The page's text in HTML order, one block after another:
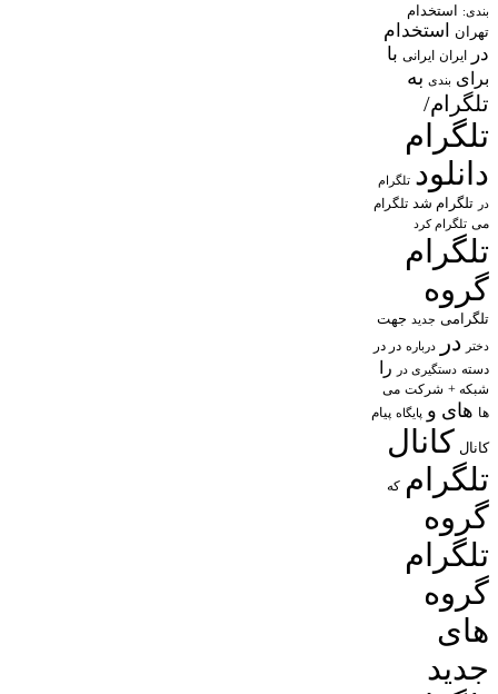
بندی: استخدام
تهران
استخدام
در
ایران ایرانی با
برای بندی به
تلگرام/
تلگرام
دانلود تلگرام
در تلگرام شد تلگرام
می تلگرام کرد
تلگرام
گروه
تلگرامی جدید جهت
دختر در درباره در در
دسته دستگیری در را
شبکه + شرکت می
ها های و پایگاه پیام
کانال کانال
تلگرام که
گروه
تلگرام
گروه
های
جدید